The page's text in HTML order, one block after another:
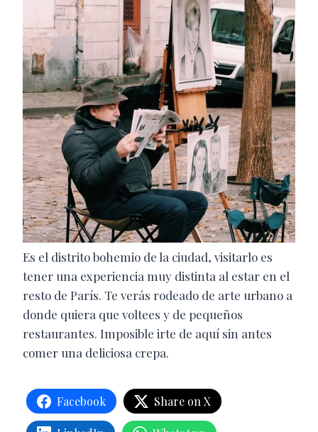
Es el distrito bohemio de la ciudad, visitarlo es
tener una experiencia muy distinta al estar en el
resto de París. Te verás rodeado de arte urbano a
donde quiera que voltees y de pequeños
restaurantes. Imposible irte de aquí sin antes
comer una deliciosa crepa.
Facebook Share on X